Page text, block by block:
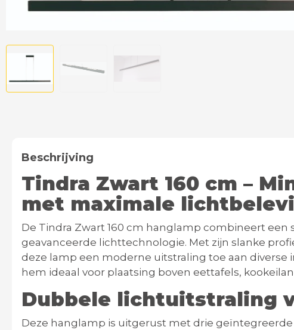
Beschrijving
Tindra Zwart 160 cm –
met maximale
De Tindra Zwart 160 cm hanglamp combineert een
geavanceerde lichttechnologie. Met zijn slanke
deze lamp een moderne uitstraling toe aan diverse
hem ideaal voor plaatsing boven eettafels,
Dubbele lichtuitstraling
Deze hanglamp is uitgerust met drie